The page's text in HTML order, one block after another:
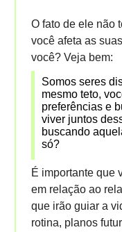
O fato de ele não
você afeta as
você? Veja bem:
Somos seres
mesmo teto,
preferências e
viver juntos
buscando
só?
É importante que
em relação ao
que irão guiar a
rotina, planos